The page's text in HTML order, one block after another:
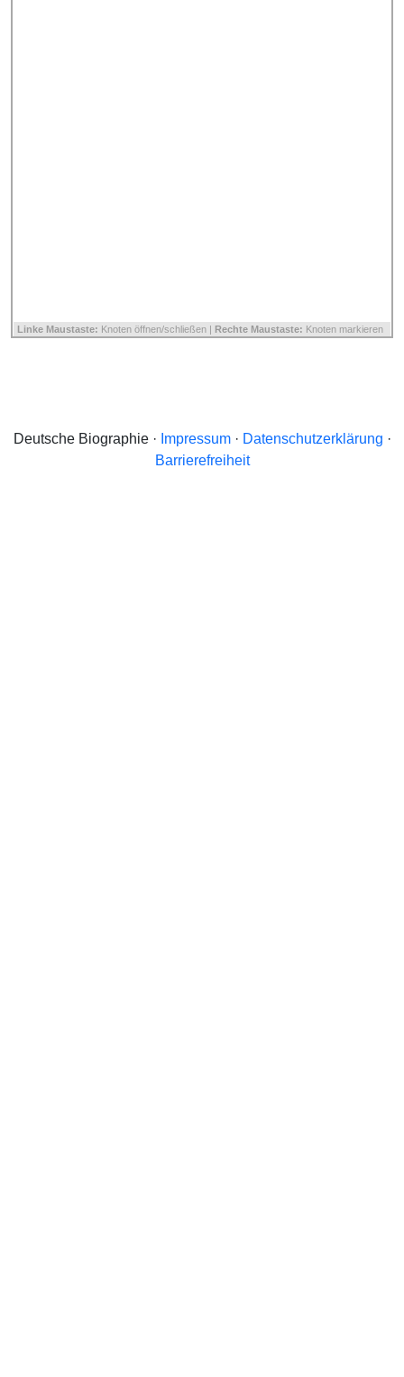
Linke Maustaste: Knoten öffnen/schließen | Rechte Maustaste: Knoten markieren
Deutsche Biographie · Impressum· Datenschutzerklärung ·
Barrierefreiheit